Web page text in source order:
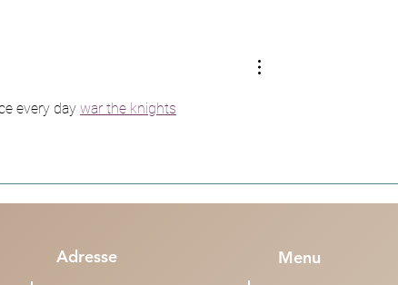
à Paris, Lyon, Marseille et Lille
every day war the knights
Adresse Menu